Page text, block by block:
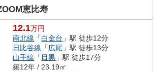
恵比寿
12.1万円
南北線 「白金台 」駅 徒歩12分
日比谷線 「広尾 」駅 徒歩13分
山手線 「 目黒 」駅 徒歩17分
築12年 / 23.19㎡